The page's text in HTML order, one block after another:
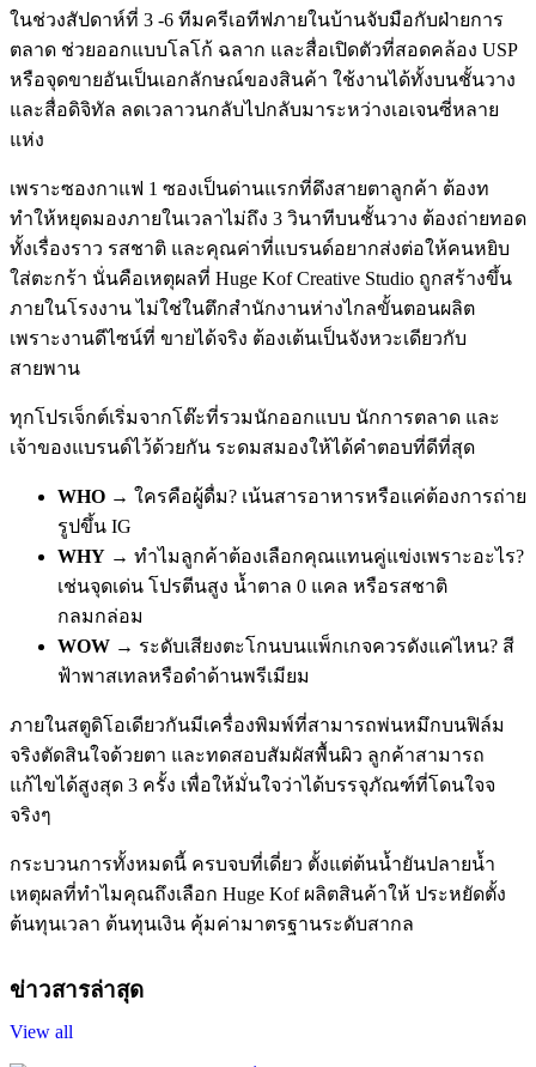
ในช่วงสัปดาห์ที่ 3 -6 ทีมครีเอทีฟภายในบ้านจับมือกับฝ่ายการ
ตลาด ช่วยออกแบบโลโก้ ฉลาก และสื่อเปิดตัวที่สอดคล้อง USP
หรือจุดขายอันเป็นเอกลักษณ์ของสินค้า ใช้งานได้ทั้งบนชั้นวาง
และสื่อดิจิทัล ลดเวลาวนกลับไปกลับมาระหว่างเอเจนซี่หลาย
แห่ง
เพราะซองกาแฟ 1 ซองเป็นด่านแรกที่ดึงสายตาลูกค้า ต้องท
ทำให้หยุดมองภายในเวลาไม่ถึง 3 วินาทีบนชั้นวาง ต้องถ่ายทอด
ทั้งเรื่องราว รสชาติ และคุณค่าที่แบรนด์อยากส่งต่อให้คนหยิบ
ใส่ตะกร้า นั่นคือเหตุผลที่ Huge Kof Creative Studio ถูกสร้างขึ้น
ภายในโรงงาน ไม่ใช่ในตึกสำนักงานห่างไกลขั้นตอนผลิต
เพราะงานดีไซน์ที่ ขายได้จริง ต้องเต้นเป็นจังหวะเดียวกับ
สายพาน
ทุกโปรเจ็กต์เริ่มจากโต๊ะที่รวมนักออกแบบ นักการตลาด และ
เจ้าของแบรนด์ไว้ด้วยกัน ระดมสมองให้ได้คำตอบที่ดีที่สุด
WHO → ใครคือผู้ดื่ม? เน้นสารอาหารหรือแค่ต้องการถ่าย
รูปขึ้น IG
WHY → ทำไมลูกค้าต้องเลือกคุณแทนคู่แข่งเพราะอะไร?
เช่นจุดเด่น โปรตีนสูง น้ำตาล 0 แคล หรือรสชาติ
กลมกล่อม
WOW → ระดับเสียงตะโกนบนแพ็กเกจควรดังแค่ไหน? สี
ฟ้าพาสเทลหรือดำด้านพรีเมียม
ภายในสตูดิโอเดียวกันมีเครื่องพิมพ์ที่สามารถพ่นหมึกบนฟิล์ม
จริงตัดสินใจด้วยตา และทดสอบสัมผัสพื้นผิว ลูกค้าสามารถ
แก้ไขได้สูงสุด 3 ครั้ง เพื่อให้มั่นใจว่าได้บรรจุภัณฑ์ที่โดนใจจ
จริงๆ
กระบวนการทั้งหมดนี้ ครบจบที่เดี่ยว ตั้งแต่ต้นน้ำยันปลายน้ำ
เหตุผลที่ทำไมคุณถึงเลือก Huge Kof ผลิตสินค้าให้ ประหยัดตั้ง
ต้นทุนเวลา ต้นทุนเงิน คุ้มค่ามาตรฐานระดับสากล
ข่าวสารล่าสุด
View all